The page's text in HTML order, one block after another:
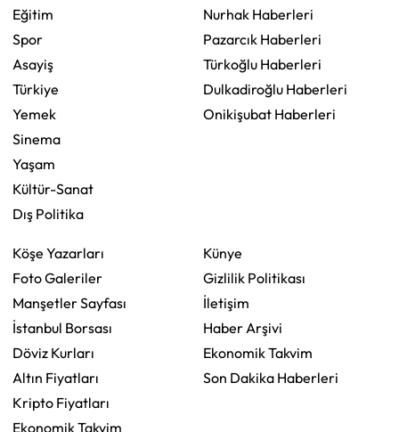
Eğitim
Spor
Asayiş
Türkiye
Yemek
Sinema
Yaşam
Kültür-Sanat
Dış Politika
Nurhak Haberleri
Pazarcık Haberleri
Türkoğlu Haberleri
Dulkadiroğlu Haberleri
Onikişubat Haberleri
Köşe Yazarları
Foto Galeriler
Manşetler Sayfası
İstanbul Borsası
Döviz Kurları
Altın Fiyatları
Kripto Fiyatları
Ekonomik Takvim
Künye
Gizlilik Politikası
İletişim
Haber Arşivi
Ekonomik Takvim
Son Dakika Haberleri